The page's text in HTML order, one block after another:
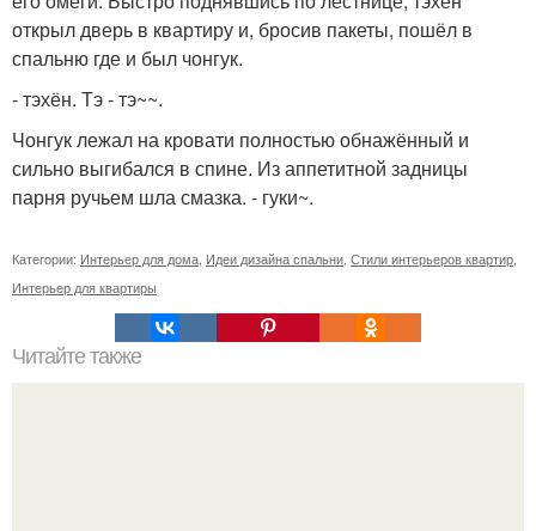
открыл дверь в квартиру и, бросив пакеты, пошёл в
спальню где и был чонгук.
- тэхён. Тэ - тэ~~.
Чонгук лежал на кровати полностью обнажённый и
сильно выгибался в спине. Из аппетитной задницы
парня ручьем шла смазка. - гуки~.
Категории: Интерьер для дома Идеи дизайна спальни Стили интерьеров квартир
Интерьер для квартиры
Читайте также